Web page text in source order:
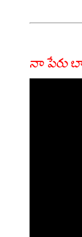
నా పేరు